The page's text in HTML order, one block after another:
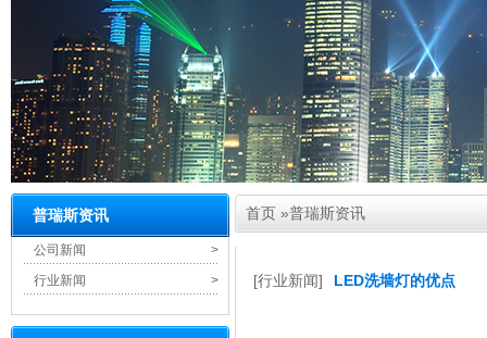
普瑞斯资讯
>
公司新闻
>
行业新闻
首页 »普瑞斯资讯
[行业新闻] LED洗墙灯的优点